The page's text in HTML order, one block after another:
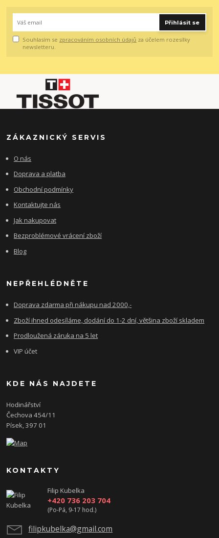
Přihlásit se
Souhlasím se zpracováním osobních údajů za účelem rozesílky
newsletteru.
ZÁKAZNICKÝ SERVIS
O nás
Doprava a platba
Obchodní podmínky
Kontaktujte nás
Jak nakupovat
Bezproblémové vrácení zboží
Blog
NEPŘEHLÉDNĚTE
Doprava zdarma při nákupu nad 2000,-
Zboží ihned odesíláme, dodání do 1-2 dní, většina zboží skladem
Prodloužená záruka na 5 let
VIP účet
KDE NÁS NAJDETE
Hodinářství
Čechova 454/11
Písek, 397 01
KONTAKTY
Filip Kubelka
+420 736 203 704
(Po-Pá, 9-17 hod.)
filipkubelka@gmail.com